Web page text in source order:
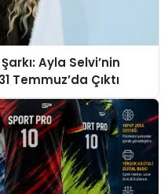
Ayla Selvi’nin
Temmuz’da Çıktı